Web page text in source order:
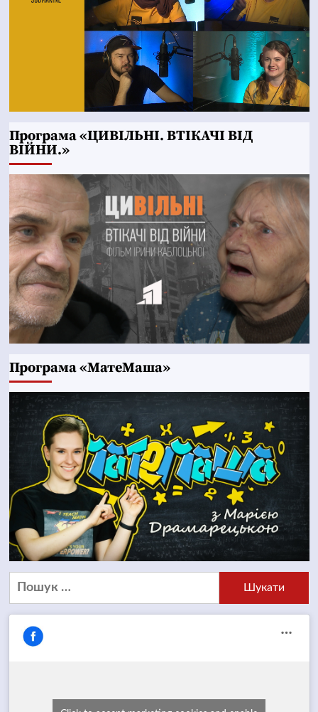
Програма «ЦИВІЛЬНІ. ВТІКАЧІ ВІД
ВІЙНИ.»
Програма «МатеМаша»
Пошук: